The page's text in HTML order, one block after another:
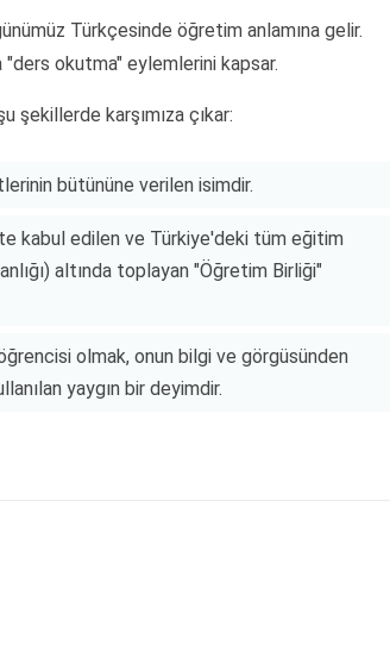
Türkçesinde öğretim anlamına gelir.
okutma" eylemlerini kapsar.
şekillerde karşımıza çıkar:
bütününe verilen isimdir.
kabul edilen ve Türkiye'deki tüm eğitim
altında toplayan "Öğretim Birliği"
olmak, onun bilgi ve görgüsünden
yaygın bir deyimdir.